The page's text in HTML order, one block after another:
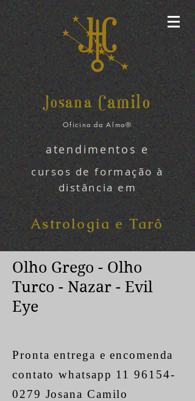
Josana Camilo
Oficina da Alma®
atendimentos e
cursos de formação à
distância em
Astrologia e Tarô
Olho Grego - Olho
Turco - Nazar - Evil
Eye
Pronta entrega e encomenda
contato whatsapp 11 96154-
0279 Josana Camilo